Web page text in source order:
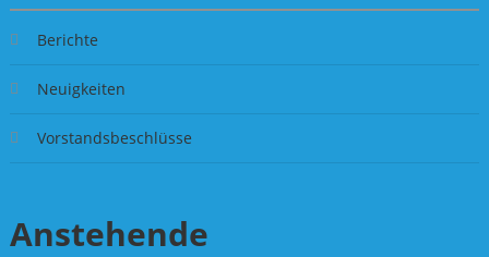
Berichte
Neuigkeiten
Vorstandsbeschlüsse
Anstehende